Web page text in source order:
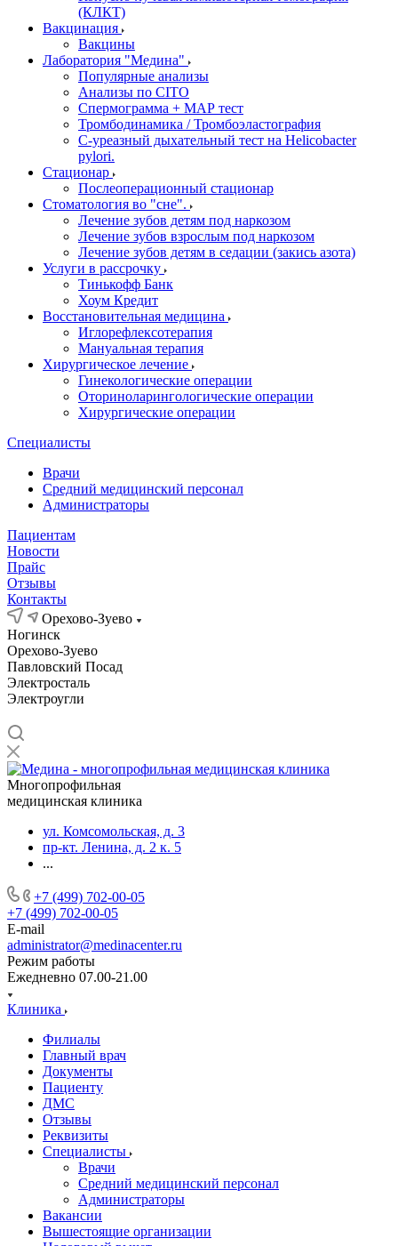
(КЛКТ)
Вакцинация
Вакцины
Лаборатория "Медина"
Популярные анализы
Анализы по CITO
Спермограмма + МАР тест
Тромбодинамика / Тромбоэластография
С-уреазный дыхательный тест на Helicobacter
pylori.
Стационар
Послеоперационный стационар
Стоматология во "сне".
Лечение зубов детям под наркозом
Лечение зубов взрослым под наркозом
Лечение зубов детям в седации (закись азота)
Услуги в рассрочку
Тинькофф Банк
Хоум Кредит
Восстановительная медицина
Иглорефлексотерапия
Мануальная терапия
Хирургическое лечение
Гинекологические операции
Оториноларингологические операции
Хирургические операции
Специалисты
Врачи
Средний медицинский персонал
Администраторы
Пациентам
Новости
Прайс
Отзывы
Контакты
Орехово-Зуево
Ногинск
Орехово-Зуево
Павловский Посад
Электросталь
Электроугли
Многопрофильная
медицинская клиника
ул. Комсомольская, д. 3
пр-кт. Ленина, д. 2 к. 5
...
+7 (499) 702-00-05
+7 (499) 702-00-05
E-mail
administrator@medinacenter.ru
Режим работы
Ежедневно 07.00-21.00
Клиника
Филиалы
Главный врач
Документы
Пациенту
ДМС
Отзывы
Реквизиты
Специалисты
Врачи
Средний медицинский персонал
Администраторы
Вакансии
Вышестоящие организации